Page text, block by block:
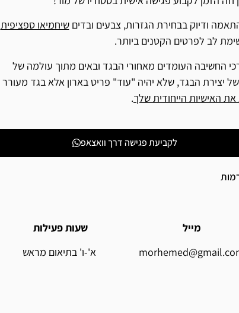
ודיוק בבחירת הגזרות, צבעים ובדיםשיחמיאו ספציפית
לב לפרטים הקטנים ביותר.
החשיבה העומדים מאחורי הבגד ובאים מתוך עולמה של
הבגד, שלא יהיה "עוד" פריט בארון אלא בגד מעורר
האישיות הייחודית שלך.
לקביעת פגישה דרך וואצאפ
מייל
שעות פעילות
א'-ו' בתיאום מראש